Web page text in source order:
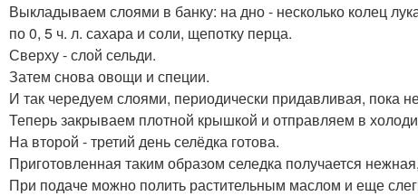
Выкладываем слоями в банку: на дно - несколько колец
по 0, 5 ч. л. сахара и соли, щепотку перца.
Сверху - слой сельди.
Затем снова овощи и специи.
И так чередуем слоями, периодически придавливая, пока
Теперь закрываем плотной крышкой и отправляем в
На второй - третий день селёдка готова.
Приготовленная таким образом селедка получается
При подаче можно полить растительным маслом и еще